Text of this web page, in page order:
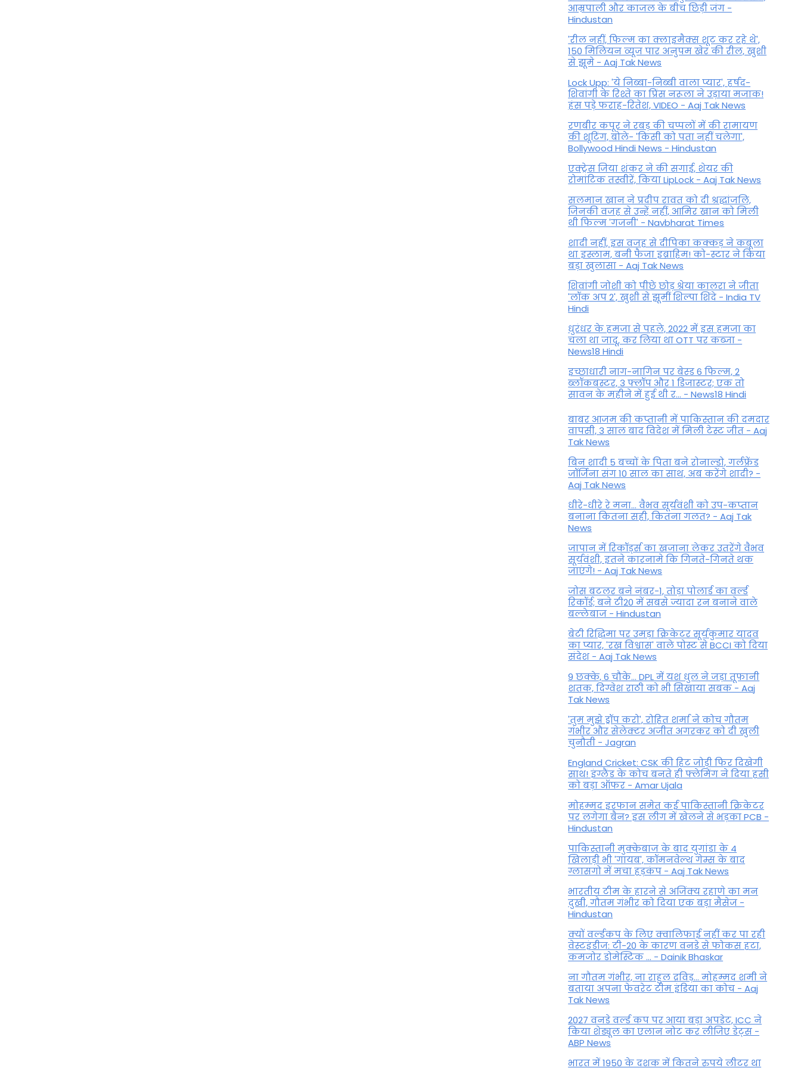
आम्रपाली और काजल के बीच छिड़ी जंग -
Hindustan
'रील नहीं, फिल्म का क्लाइमैक्स शूट कर रहे थे',
150 मिलियन व्यूज पार अनुपम खेर की रील, खुशी
से झूमे - Aaj Tak News
Lock Upp: 'ये निब्बा-निब्बी वाला प्यार', हर्षद-
शिवांगी के रिश्ते का प्रिंस नरूला ने उड़ाया मजाक!
हंस पड़े फराह-रितेश, VIDEO - Aaj Tak News
रणबीर कपूर ने रबड़ की चप्पलों में की रामायण
की शूटिंग, बोले- 'किसी को पता नहीं चलेगा',
Bollywood Hindi News - Hindustan
एक्ट्रेस जिया शंकर ने की सगाई, शेयर की
रोमांटिक तस्वीरें, किया LipLock - Aaj Tak News
सलमान खान ने प्रदीप रावत को दी श्रद्धांजलि,
जिनकी वजह से उन्हें नहीं, आमिर खान को मिली
थी फिल्म 'गजनी' - Navbharat Times
शादी नहीं, इस वजह से दीपिका कक्कड़ ने कबूला
था इस्लाम, बनी फैजा इब्राहिम! को-स्टार ने किया
बड़ा खुलासा - Aaj Tak News
शिवांगी जोशी को पीछे छोड़ श्रेया कालरा ने जीता
'लॉक अप 2', खुशी से झूमीं शिल्पा शिंदे - India TV
Hindi
धुरंधर के हमजा से पहले, 2022 में इस हमजा का
चला था जादू, कर लिया था OTT पर कब्जा -
News18 Hindi
इच्छाधारी नाग-नागिन पर बेस्ड 6 फिल्म, 2
ब्लॉकबस्टर, 3 फ्लॉप और 1 डिजास्टर; एक तो
सावन के महीने में हुई थी र... - News18 Hindi
बाबर आजम की कप्तानी में पाकिस्तान की दमदार
वापसी, 3 साल बाद विदेश में मिली टेस्ट जीत - Aaj
Tak News
बिन शादी 5 बच्चों के पिता बने रोनाल्डो, गर्लफ्रेंड
जॉर्जिना संग 10 साल का साथ, अब करेंगे शादी? -
Aaj Tak News
धीरे-धीरे रे मना… वैभव सूर्यवंशी को उप-कप्तान
बनाना कितना सही, कितना गलत? - Aaj Tak
News
जापान में रिकॉर्ड्स का खजाना लेकर उतरेंगे वैभव
सूर्यवंशी, इतने कारनामे कि गिनते-गिनते थक
जाएंगे! - Aaj Tak News
जोस बटलर बने नंबर-1, तोड़ा पोलार्ड का वर्ल्ड
रिकॉर्ड; बने टी20 में सबसे ज्यादा रन बनाने वाले
बल्लेबाज - Hindustan
बेटी र‍िद्ध‍िमा पर उमड़ा क्रिकेटर सूर्यकुमार यादव
का प्यार, 'रख विश्वास' वाले पोस्ट से BCCI को दिया
संदेश - Aaj Tak News
9 छक्के, 6 चौके... DPL में यश धुल ने जड़ा तूफानी
शतक, द‍िग्वेश राठी को भी स‍िखाया सबक - Aaj
Tak News
'तुम मुझे ड्रॉप करो', रोहित शर्मा ने कोच गौतम
गंभीर और सेलेक्टर अजीत अगरकर को दी खुली
चुनौती - Jagran
England Cricket: CSK की हिट जोड़ी फिर दिखेगी
साथ! इंग्लैंड के कोच बनते ही फ्लेमिंग ने दिया हसी
को बड़ा ऑफर - Amar Ujala
मोहम्मद इरफान समेत कई पाकिस्तानी क्रिकेटर
पर लगेगा बैन? इस लीग में खेलने से भड़का PCB -
Hindustan
पाकिस्तानी मुक्केबाज के बाद युगांडा के 4
खिलाड़ी भी 'गायब', कॉमनवेल्थ गेम्स के बाद
ग्लासगो में मचा हड़कंप - Aaj Tak News
भारतीय टीम के हारने से अजिंक्य रहाणे का मन
दुखी, गौतम गंभीर को दिया एक बड़ा मैसेज -
Hindustan
क्यों वर्ल्डकप के लिए क्वालिफाई नहीं कर पा रही
वेस्टइंडीज: टी-20 के कारण वनडे से फोकस हटा,
कमजोर डोमेस्टिक ... - Dainik Bhaskar
ना गौतम गंभीर, ना राहुल द्रव‍िड़... मोहम्मद शमी ने
बताया अपना फेवरेट टीम इंड‍िया का कोच - Aaj
Tak News
2027 वनडे वर्ल्ड कप पर आया बड़ा अपडेट, ICC ने
किया शेड्यूल का एलान नोट कर लीजिए डेट्स -
ABP News
भारत में 1950 के दशक में कितने रुपये लीटर था